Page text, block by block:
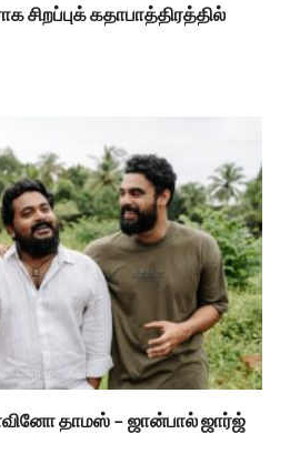
சிறப்புக் கதாபாத்திரத்தில்
தாமஸ் – ஜான்பால் ஜார்ஜ்